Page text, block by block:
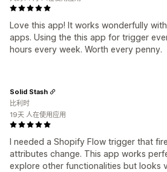
Love this app! It works wonderfully
apps. Using the this app for trigger
hours every week. Worth every penny.
I needed a Shopify Flow trigger that
attributes change. This app works
explore other functionalities but looks
Solid Stash
比利时
19天 人在使用应用